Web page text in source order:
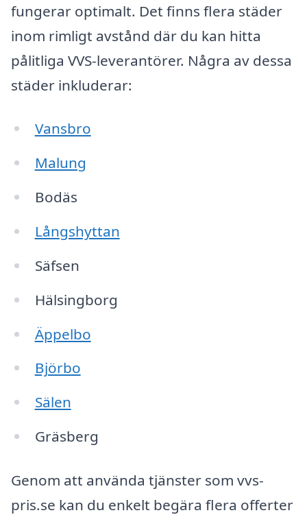
fungerar optimalt. Det finns flera städer
inom rimligt avstånd där du kan hitta
pålitliga VVS-leverantörer. Några av dessa
städer inkluderar:
Vansbro
Malung
Bodäs
Långshyttan
Säfsen
Hälsingborg
Äppelbo
Björbo
Sälen
Gräsberg
Genom att använda tjänster som vvs-
pris.se kan du enkelt begära flera offerter